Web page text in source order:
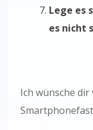
Lege es
es nicht
Ich wünsche